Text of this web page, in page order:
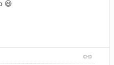
😃